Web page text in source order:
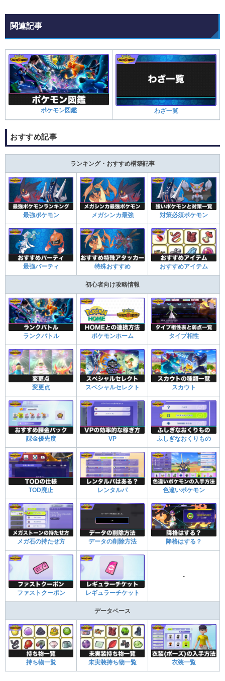
関連記事
ポケモン図鑑 わざ一覧
おすすめ記事
ランキング・おすすめ構築記事
最強ポケモン メガシンカ最強 対策必須ポケモン
最強パーティ 特殊おすすめ おすすめアイテム
初心者向け攻略情報
ランクバトル ポケモンホーム タイプ相性
変更点 スペシャルセレクト スカウト
課金優先度 VP ふしぎなおくりもの
TOD廃止 レンタルパ 色違いポケモン
メガ石の持たせ方 データの削除方法 降格はする？
ファストクーポン レギュラーチケット
-
データベース
持ち物一覧 未実装持ち物一覧 衣装一覧